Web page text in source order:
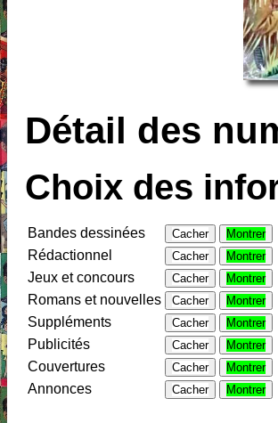
Détail des
Choix des
Bandes dessinées Cacher Montrer
Rédactionnel Cacher Montrer
Jeux et concours Cacher Montrer
Romans et nouvelles Cacher Montrer
Suppléments Cacher Montrer
Publicités Cacher Montrer
Couvertures Cacher Montrer
Annonces Cacher Montrer